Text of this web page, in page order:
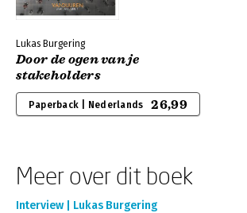
Lukas Burgering
Door de ogen van je
stakeholders
Paperback | Nederlands 26,99
Meer over dit boek
Interview | Lukas Burgering